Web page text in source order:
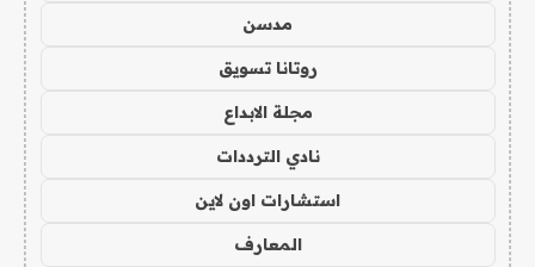
مدسن
روتانا تسويق
مجلة الابداع
نادي الترددات
استشارات اون لاين
المعارف